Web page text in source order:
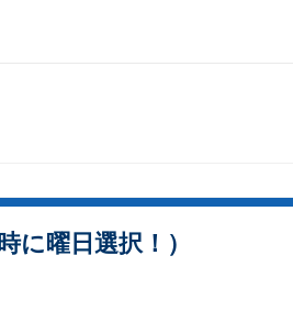
に曜日選択！）